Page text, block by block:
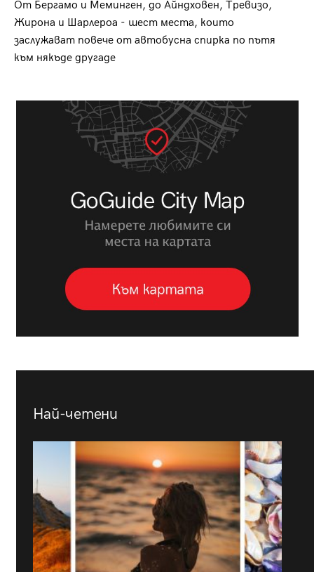
От Бергамо и Меминген, до Айндховен, Тревизо,
Жирона и Шарлероа - шест места, които
заслужават повече от автобусна спирка по пътя
към някъде другаде
Най-четени